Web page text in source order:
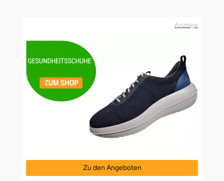
Anzeige
Zu den Angeboten